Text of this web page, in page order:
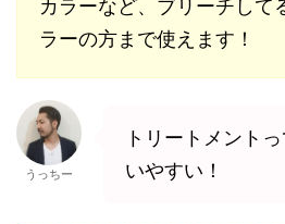
カラーなど、ブリーチして
ラーの方まで使えます！
うっちー
トリートメント
いやすい！